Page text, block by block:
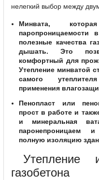
нелегкий выбор между
Минвата,
паропроницаемости
полезные качества
дышать. Это
комфортный для
Утепление минватой
самого
применения
Пенопласт или
прост в работе и
и минеральная
паронепроницаем и
полную изоляцию
Утепление
газобетона